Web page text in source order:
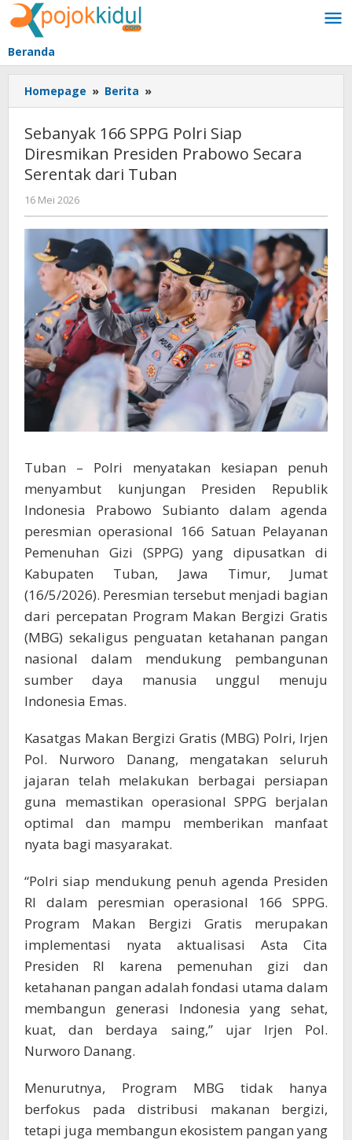
Lewati
ke
konten
Beranda
Homepage » Berita »
166
Polri
Siap
Diresmikan
Secara
Serentak
dari
Tuban
Sebanyak 166 SPPG Polri Siap
Diresmikan Presiden Prabowo Secara
Serentak dari Tuban
16 Mei 2026
BangAdmin
Tuban – Polri menyatakan kesiapan penuh
menyambut kunjungan Presiden Republik
Indonesia Prabowo Subianto dalam agenda
peresmian operasional 166 Satuan Pelayanan
Pemenuhan Gizi (SPPG) yang dipusatkan di
Kabupaten Tuban, Jawa Timur, Jumat
(16/5/2026). Peresmian tersebut menjadi bagian
dari percepatan Program Makan Bergizi Gratis
(MBG) sekaligus penguatan ketahanan pangan
nasional dalam mendukung pembangunan
sumber daya manusia unggul menuju
Indonesia Emas.
Kasatgas Makan Bergizi Gratis (MBG) Polri, Irjen
Pol. Nurworo Danang, mengatakan seluruh
jajaran telah melakukan berbagai persiapan
guna memastikan operasional SPPG berjalan
optimal dan mampu memberikan manfaat
nyata bagi masyarakat.
“Polri siap mendukung penuh agenda Presiden
RI dalam peresmian operasional 166 SPPG.
Program Makan Bergizi Gratis merupakan
implementasi nyata aktualisasi Asta Cita
Presiden RI karena pemenuhan gizi dan
ketahanan pangan adalah fondasi utama dalam
membangun generasi Indonesia yang sehat,
kuat, dan berdaya saing,” ujar Irjen Pol.
Nurworo Danang.
Menurutnya, Program MBG tidak hanya
berfokus pada distribusi makanan bergizi,
tetapi juga membangun ekosistem pangan yang